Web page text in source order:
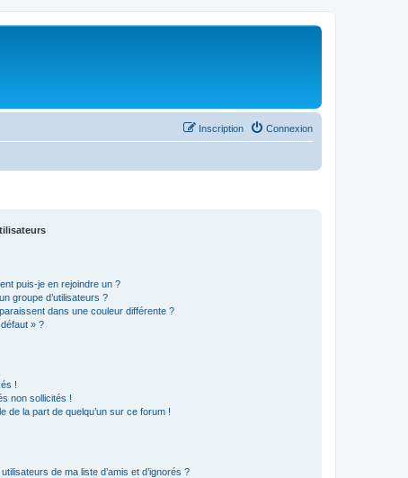
Connexion
Inscription
puis-je en rejoindre un ?
groupe d’utilisateurs ?
dans une couleur différente ?
défaut » ?
!
non sollicités !
de la part de quelqu’un sur ce forum !
de ma liste d’amis et d’ignorés ?